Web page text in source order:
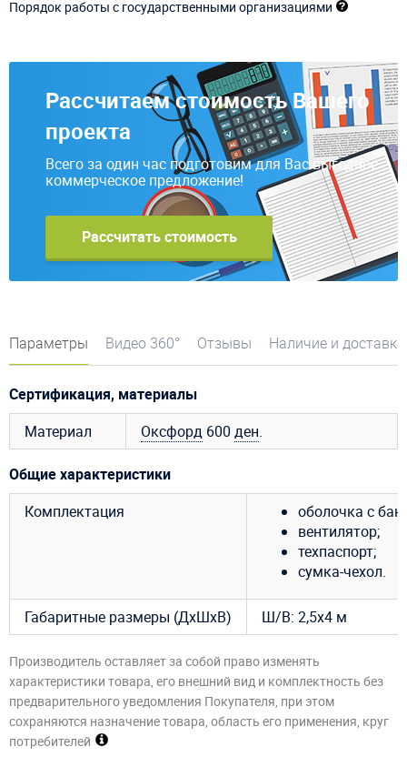
Порядок работы с государственными организациями
Рассчитаем стоимость Вашего
проекта
Всего за один час подготовим для Вас выгодное
коммерческое предложение!
Рассчитать стоимость
Параметры Видео 360° Отзывы Наличие и доставка
Сертификация, материалы
Материал
Оксфорд 600 ден.
Общие характеристики
Комплектация
оболочка с
вентилятор;
техпаспорт;
сумка-чехол.
Габаритные размеры (ДхШхВ) Ш/В: 2,5х4 м
Производитель оставляет за собой право изменять
характеристики товара, его внешний вид и комплектность без
предварительного уведомления Покупателя, при этом
сохраняются назначение товара, область его применения, круг
потребителей